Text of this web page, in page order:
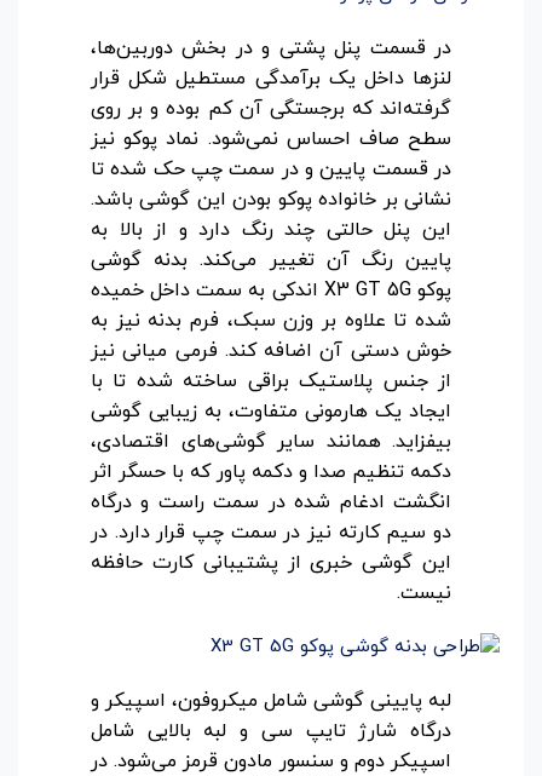
در قسمت پنل پشتی و در بخش دوربین‌ها،
لنزها داخل یک برآمدگی مستطیل شکل قرار
گرفته‌اند که برجستگی آن کم بوده و بر روی
سطح صاف احساس نمی‌شود. نماد پوکو نیز
در قسمت پایین و در سمت چپ حک شده تا
نشانی بر خانواده پوکو بودن این گوشی باشد.
این پنل حالتی چند رنگ دارد و از بالا به
پایین رنگ آن تغییر می‌کند. بدنه گوشی
پوکو X3 GT 5G اندکی به سمت داخل خمیده
شده تا علاوه بر وزن سبک، فرم بدنه نیز به
خوش دستی آن اضافه کند. فرمی میانی نیز
از جنس پلاستیک براقی ساخته شده تا با
ایجاد یک هارمونی متفاوت، به زیبایی گوشی
بیفزاید. همانند سایر گوشی‌های اقتصادی،
دکمه تنظیم صدا و دکمه پاور که با حسگر اثر
انگشت ادغام شده در سمت راست و درگاه
دو سیم کارته نیز در سمت چپ قرار دارد. در
این گوشی خبری از پشتیبانی کارت حافظه
نیست.
لبه پایینی گوشی شامل میکروفون، اسپیکر و
درگاه شارژ تایپ سی و لبه بالایی شامل
اسپیکر دوم و سنسور مادون قرمز می‌شود. در